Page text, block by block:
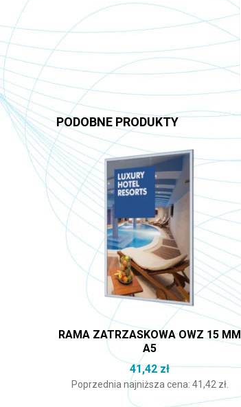
PODOBNE PRODUKTY
RAMA ZATRZASKOWA OWZ 15 MM
A5
41,42zł
Poprzednia najniższa cena: 41,42 zł.